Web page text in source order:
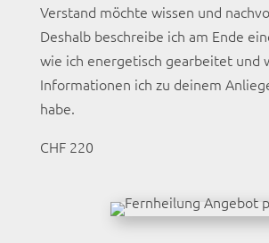
Verstand möchte wissen und
Deshalb beschreibe ich am Ende
wie ich energetisch gearbeitet und
Informationen ich zu deinem
habe.
CHF 220